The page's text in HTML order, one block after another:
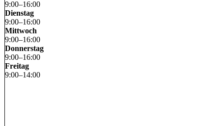
9:00–16:00
Dienstag
9:00–16:00
Mittwoch
9:00–16:00
Donnerstag
9:00–16:00
Freitag
9:00–14:00